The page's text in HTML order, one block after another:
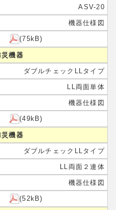
ASV-20
機器仕様図
(75kB)
機器
ダブルチェックLLタイプ
LL両面単体
機器仕様図
(49kB)
機器
ダブルチェックLLタイプ
LL両面２連体
機器仕様図
(52kB)